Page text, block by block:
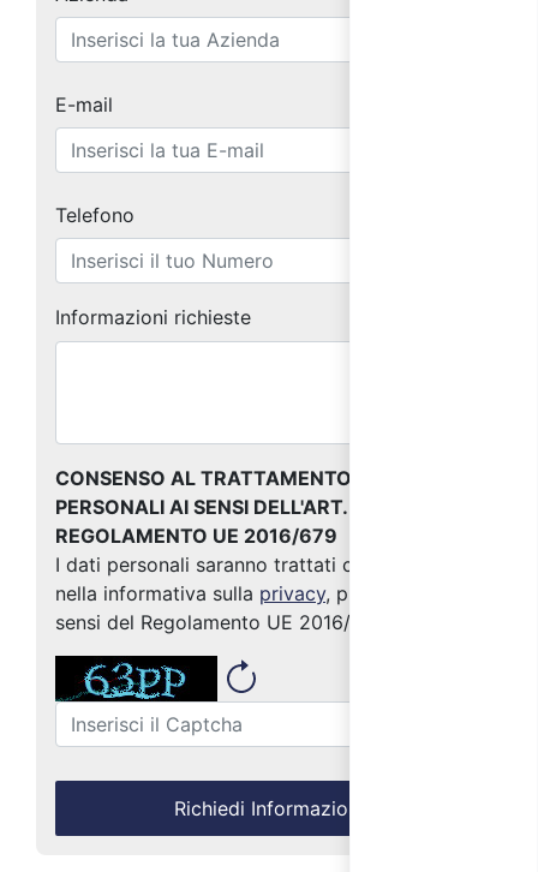
E-mail
Telefono
Informazioni richieste
CONSENSO AL TRATTAMENTO DEI DATI
PERSONALI AI SENSI DELL'ART. 13 DEL
REGOLAMENTO UE 2016/679
I dati personali saranno trattati come indicato
nella informativa sulla privacy, predisposta ai
sensi del Regolamento UE 2016/679
Richiedi Informazioni